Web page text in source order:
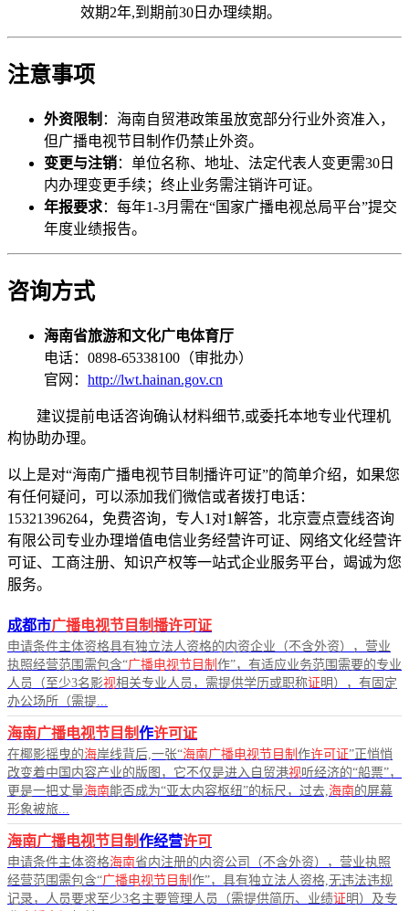
效期2年,到期前30日办理续期。
注意事项
外资限制 ：海南自贸港政策虽放宽部分行业外资准入，
但广播电视节目制作仍禁止外资。
变更与注销：单位名称、地址、法定代表人变更需30日
内办理变更手续；终止业务需注销许可证。
年报要求：每年1-3月需在“国家广播电视总局平台”提交
年度业绩报告。
咨询方式
海南省旅游和文化广电体育厅
电话：0898-65338100（审批办）
官网： http://lwt.hainan.gov.cn
建议提前电话咨询确认材料细节,或委托本地专业代理机
构协助办理。
以上是对“海南广播电视节目制播许可证”的简单介绍，如果您
有任何疑问，可以添加我们微信或者拨打电话：
15321396264，免费咨询，专人1对1解答，北京壹点壹线咨询
有限公司专业办理增值电信业务经营许可证、网络文化经营许
可证、工商注册、知识产权等一站式企业服务平台，竭诚为您
服务。
成都市广播电视节目制播许可证
申请条件主体资格具有独立法人资格的内资企业（不含外资），营业
执照经营范围需包含“广播电视节目制 作”，有适应业务范围需要的专业
人员（至少3名影视相关专业人员，需提供学历或职称证 明），有固定
办公场所（需提...
海南广播电视节目制作许可证
在椰影摇曳的海岸线背后,一张“海南广播电视节目制 作许可证”正悄悄
改变着中国内容产业的版图，它不仅是进入自贸港视 听经济的“船票”，
更是一把丈量海南能否成为“亚太内容枢纽”的标尺，过去, 海南的屏幕
形象被旅...
海南广播电视节目制作经营许可
申请条件主体资格海南省内注册的内资公司（不含外资），营业执照
经营范围需包含“广播电视节目制 作”，具有独立法人资格,无违法违规
记录，人员要求至少3名主要管理人员（需提供简历、业绩证 明）及专